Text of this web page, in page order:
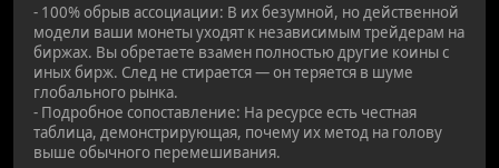
- 100% обрыв ассоциации: В их безумной, но действенной
модели ваши монеты уходят к независимым трейдерам на
биржах. Вы обретаете взамен полностью другие коины с
иных бирж. След не стирается — он теряется в шуме
глобального рынка.
- Подробное сопоставление: На ресурсе есть честная
таблица, демонстрирующая, почему их метод на голову
выше обычного перемешивания.